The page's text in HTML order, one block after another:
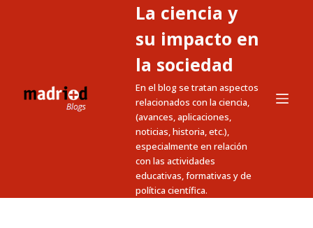
n
La ciencia y
su impacto en
la sociedad
En el blog se tratan aspectos
relacionados con la ciencia,
(avances, aplicaciones,
noticias, historia, etc.),
especialmente en relación
con las actividades
educativas, formativas y de
política científica.